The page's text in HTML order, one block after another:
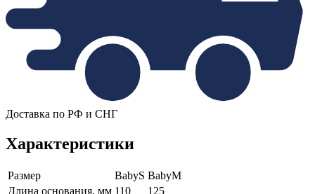
Доставка по РФ и СНГ
Характеристики
Размер BabyS BabyM
Длина основания, мм 110
125